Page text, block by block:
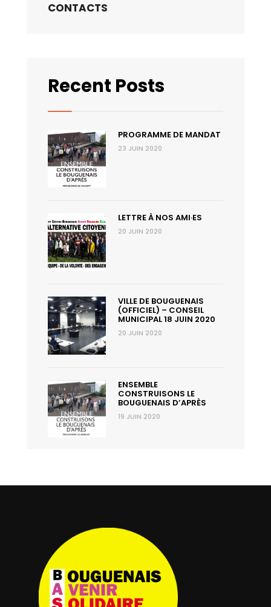
CONTACTS
Recent Posts
PROGRAMME DE MANDAT
23 JUIN 2020
LETTRE À NOS AMI·ES
20 JUIN 2020
VILLE DE BOUGUENAIS
(OFFICIEL) – CONSEIL
MUNICIPAL 18 JUIN 2020
20 JUIN 2020
ENSEMBLE
CONSTRUISONS LE
BOUGUENAIS D’APRÈS
19 JUIN 2020